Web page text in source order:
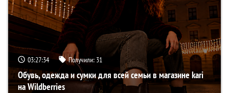
03:27:33 Получили: 31
Обувь, одежда и сумки для всей семьи в магазине kari
на Wildberries